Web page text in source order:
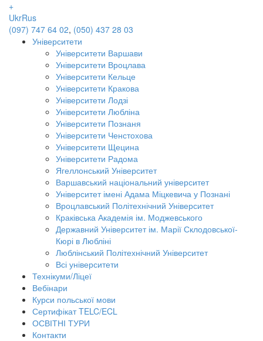
+
UkrRus
(097) 747 64 02, (050) 437 28 03
Університети
Університети Варшави
Університети Вроцлава
Університети Кельце
Університети Кракова
Університети Лодзі
Університети Любліна
Університети Познаня
Університети Ченстохова
Університети Щецина
Університети Радома
Ягеллонський Університет
Варшавський національний університет
Університет імені Адама Міцкевича у Познані
Вроцлавський Політехнічний Університет
Краківська Академія ім. Моджевського
Державний Університет ім. Марії Склодовської-
Кюрі в Любліні
Люблінський Політехнічний Університет
Всі університети
Технікуми/Ліцеї
Вебінари
Курси польської мови
Сертифікат TELC/ECL
ОСВІТНІ ТУРИ
Контакти